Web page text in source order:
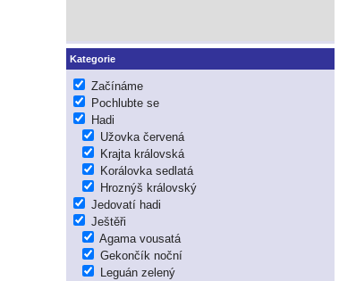
Kategorie
Začínáme
Pochlubte se
Hadi
Užovka červená
Krajta královská
Korálovka sedlatá
Hroznýš královský
Jedovatí hadi
Ještěři
Agama vousatá
Gekončík noční
Leguán zelený